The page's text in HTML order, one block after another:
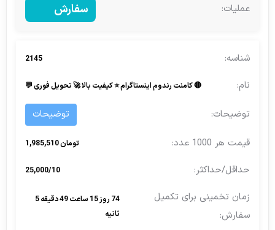
سفارش
2145
🔴 کامنت رندوم اینستاگرام ⭐️ کیفیت بالا 🚀 تحویل فوری 💬
توضیحات
تومان 1,985,510
25,000/10
74 روز 15 ساعت 49 دقیقه 5
ثانیه